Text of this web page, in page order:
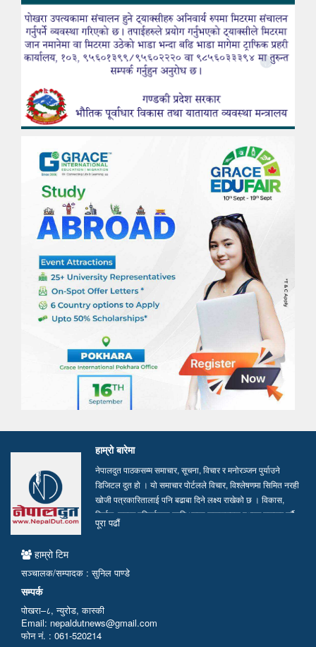
हाम्रो बारेमा
नेपालदुत पाठकसम्म समाचार, सूचना, विचार र मनोरञ्जन पुर्याउने
डिजिटल दुत हो । यो समाचार पोर्टलले विचार, विश्लेषणमा सिमित नरही
खोजी पत्रकारितालाई पनि बढाबा दिने लक्ष्य राखेको छ । विकास,
निर्माण, समाज परिवर्तनका लागि भएका सकारात्मक पक्षहरु उजागर गर्दै
सत्य, तथ्य र निष्पक्ष समाचार सम्प्रेषण गर्न हामी प्रतिवद्ध छौं…
पूरा पढाैं
हाम्रो टिम
सञ्चालक/सम्पादक : सुनिल पाण्डे
सम्पर्क
पोखरा–८, न्युरोड, कास्की
Email: nepaldutnews@gmail.com
फोन नं. : 061-520214